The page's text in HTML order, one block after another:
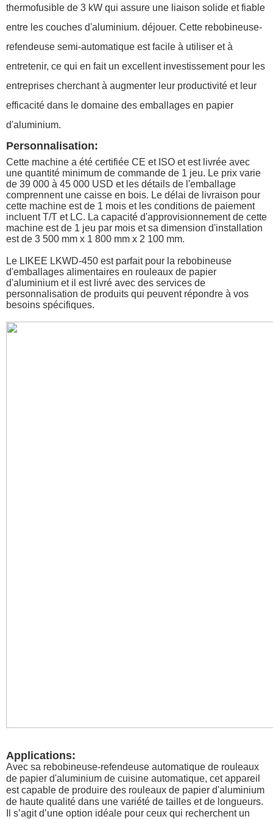
thermofusible de 3 kW qui assure une liaison solide et fiable
entre les couches d'aluminium. déjouer. Cette rebobineuse-
refendeuse semi-automatique est facile à utiliser et à
entretenir, ce qui en fait un excellent investissement pour les
entreprises cherchant à augmenter leur productivité et leur
efficacité dans le domaine des emballages en papier
d'aluminium.
Personnalisation:
Cette machine a été certifiée CE et ISO et est livrée avec
une quantité minimum de commande de 1 jeu. Le prix varie
de 39 000 à 45 000 USD et les détails de l'emballage
comprennent une caisse en bois. Le délai de livraison pour
cette machine est de 1 mois et les conditions de paiement
incluent T/T et LC. La capacité d'approvisionnement de cette
machine est de 1 jeu par mois et sa dimension d'installation
est de 3 500 mm x 1 800 mm x 2 100 mm.
Le LIKEE LKWD-450 est parfait pour la rebobineuse
d'emballages alimentaires en rouleaux de papier
d'aluminium et il est livré avec des services de
personnalisation de produits qui peuvent répondre à vos
besoins spécifiques.
Applications:
Avec sa rebobineuse-refendeuse automatique de rouleaux
de papier d'aluminium de cuisine automatique, cet appareil
est capable de produire des rouleaux de papier d'aluminium
de haute qualité dans une variété de tailles et de longueurs.
Il s’agit d’une option idéale pour ceux qui recherchent un